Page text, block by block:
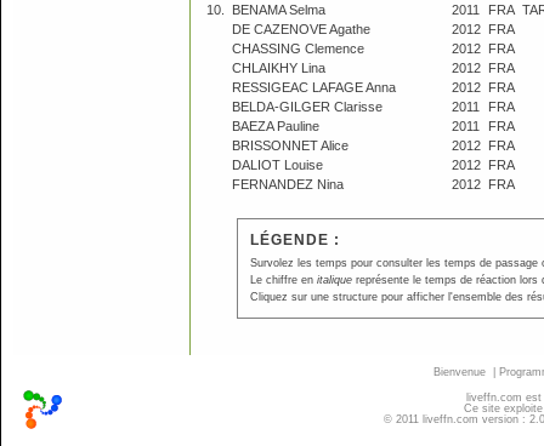
10.
BENAMA Selma 2011 FRA
DE CAZENOVE Agathe
2012 FRA
CHASSING Clemence
2012 FRA
CHLAIKHY Lina
2012 FRA
RESSIGEAC LAFAGE Anna
2012 FRA
BELDA-GILGER Clarisse
2011
FRA
BAEZA Pauline
2011
FRA
BRISSONNET Alice
2012 FRA
DALIOT Louise
2012 FRA
FERNANDEZ Nina
2012 FRA
LÉGENDE :
Survolez les temps pour consulter les temps de
Le chiffre en italiquereprésente le temps de réaction lors
Cliquez sur une structure pour afficher l'ensemble des
Bienvenue
liveffn.com
Ce site
© 2011 liveffn.com version :